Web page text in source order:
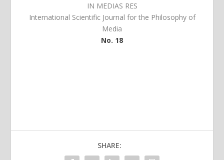
IN MEDIAS RES
International Scientific Journal for the Philosophy of
Media
No. 18
SHARE: